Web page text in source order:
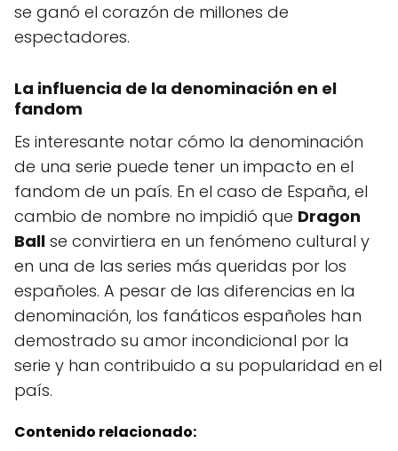
se ganó el corazón de millones de
espectadores.
La influencia de la denominación en el
fandom
Es interesante notar cómo la denominación
de una serie puede tener un impacto en el
fandom de un país. En el caso de España, el
cambio de nombre no impidió que Dragon
Ball se convirtiera en un fenómeno cultural y
en una de las series más queridas por los
españoles. A pesar de las diferencias en la
denominación, los fanáticos españoles han
demostrado su amor incondicional por la
serie y han contribuido a su popularidad en el
país.
Contenido relacionado: